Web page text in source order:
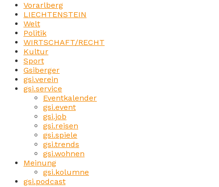
Vorarlberg
LIECHTENSTEIN
Welt
Politik
WIRTSCHAFT/RECHT
Kultur
Sport
Gsiberger
gsi.verein
gsi.service
Eventkalender
gsi.event
gsi.job
gsi.reisen
gsi.spiele
gsi.trends
gsi.wohnen
Meinung
gsi.kolumne
gsi.podcast